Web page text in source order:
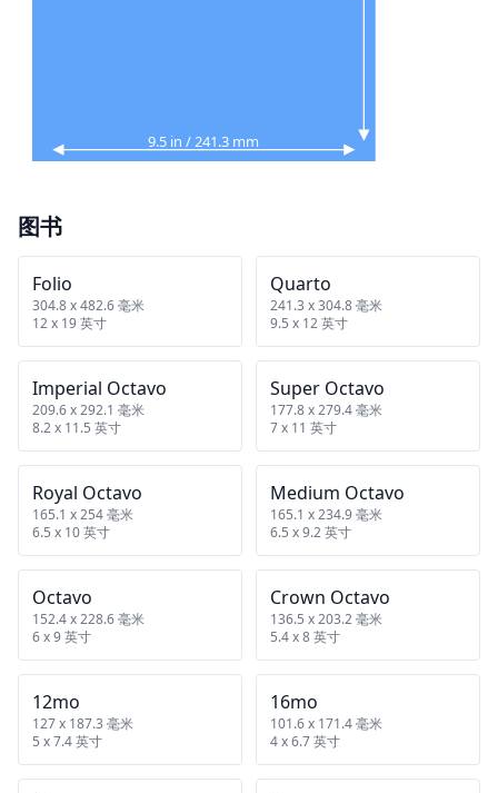
9.5 in / 241.3 mm
图书
Folio
304.8 x 482.6 毫米
12 x 19 英寸
Quarto
241.3 x 304.8 毫米
9.5 x 12 英寸
Imperial Octavo
209.6 x 292.1 毫米
8.2 x 11.5 英寸
Super Octavo
177.8 x 279.4 毫米
7 x 11 英寸
Royal Octavo
165.1 x 254 毫米
6.5 x 10 英寸
Medium Octavo
165.1 x 234.9 毫米
6.5 x 9.2 英寸
Octavo
152.4 x 228.6 毫米
6 x 9 英寸
Crown Octavo
136.5 x 203.2 毫米
5.4 x 8 英寸
12mo
127 x 187.3 毫米
5 x 7.4 英寸
16mo
101.6 x 171.4 毫米
4 x 6.7 英寸